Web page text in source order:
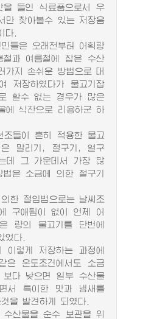
을 들인 식료품으로서 우
만 찾아볼수 있는 저장음
다.
들은 오래전부터 어획량
과 여름철에 잡은 수산
가지 손쉬운 방법으로 대
저장하였다가 물고기잡
할수 없는 경우가 많은
에 식찬으로 리용하군 하
들이 흔히 적용한 물고
은 말리기, 절구기, 얼구
데 그 가운데서 가장 많
은 소금에 의한 절구기
한 절임법으로는 날씨조
구애됨이 없이 언제 어
은 량의 물고기를 단번에
었다.
렇게 저장하는 과정에
은 온도조건에서도 소금
다 낮으면 일부 수산물
서 특이한 맛과 냄새를
을 발견하게 되였다.
산물을 순수 보관을 위